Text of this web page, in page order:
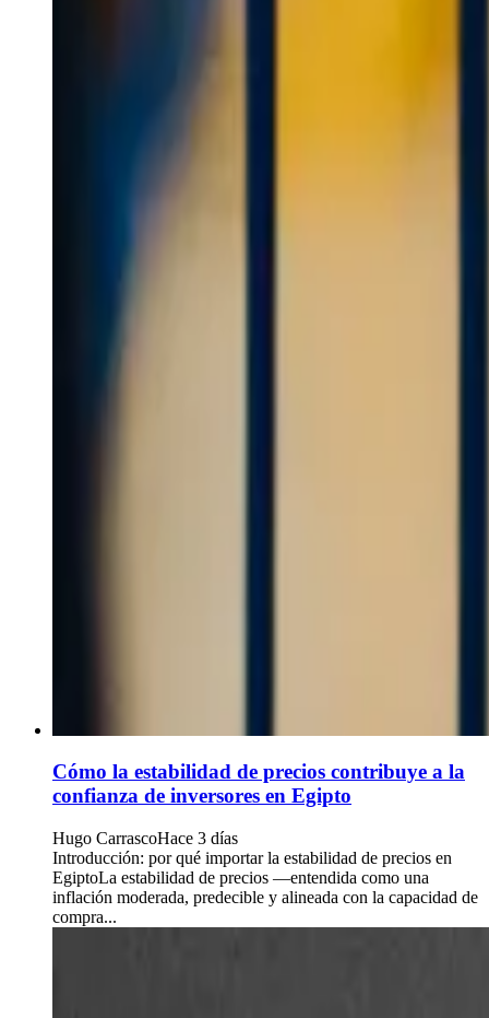
Cómo la estabilidad de precios contribuye a la
confianza de inversores en Egipto
Hugo CarrascoHace 3 días
Introducción: por qué importar la estabilidad de precios en
EgiptoLa estabilidad de precios —entendida como una
inflación moderada, predecible y alineada con la capacidad de
compra...